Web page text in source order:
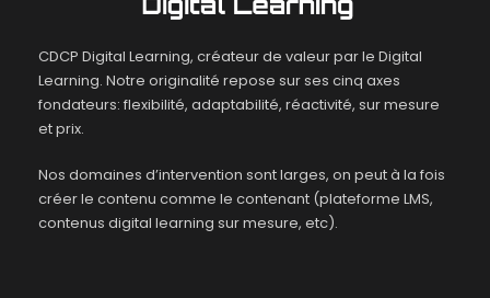
CDCP Digital Learning, créateur de valeur par le Digital
Learning. Notre originalité repose sur ses cinq axes
fondateurs: flexibilité, adaptabilité, réactivité, sur mesure
et prix.
Nos domaines d’intervention sont larges, on peut à la fois
créer le contenu comme le contenant (plateforme LMS,
contenus digital learning sur mesure, etc).